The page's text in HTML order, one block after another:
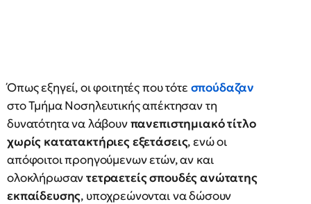
Όπως εξηγεί, οι φοιτητές που τότε σπούδαζαν
στο Τμήμα Νοσηλευτικής απέκτησαν τη
δυνατότητα να λάβουνπανεπιστημιακό τίτλο
χωρίς κατατακτήριες εξετάσεις, ενώ οι
απόφοιτοι προηγούμενων ετών, αν και
ολοκλήρωσαντετραετείς σπουδές ανώτατης
εκπαίδευσης, υποχρεώνονται να δώσουν